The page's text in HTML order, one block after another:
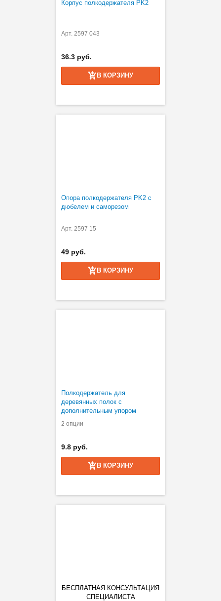
Корпус полкодержателя PK2
Арт. 2597 043
36.3 руб.
В КОРЗИНУ
Опора полкодержателя PK2 с
дюбелем и саморезом
Арт. 2597 15
49 руб.
В КОРЗИНУ
Полкодержатель для
деревянных полок с
дополнительным упором
2 опции
9.8 руб.
В КОРЗИНУ
БЕСПЛАТНАЯ КОНСУЛЬТАЦИЯ
СПЕЦИАЛИСТА